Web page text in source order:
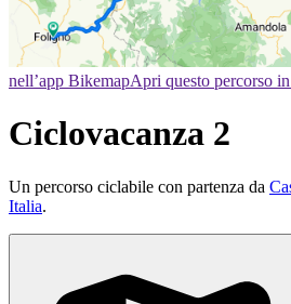
nell’app BikemapApri questo percorso
Ciclovacanza 2
Un percorso ciclabile con partenza da
Italia.